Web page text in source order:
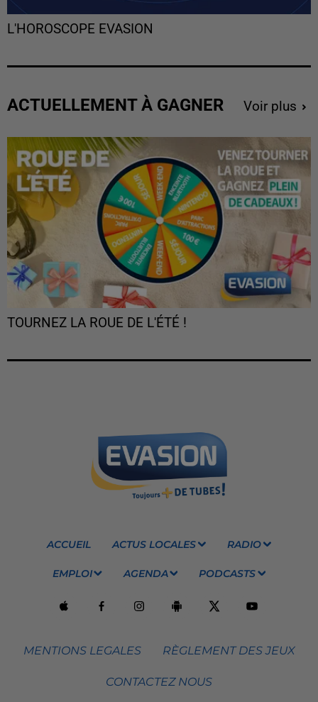
L'HOROSCOPE EVASION
ACTUELLEMENT À GAGNER Voir plus
TOURNEZ LA ROUE DE L'ÉTÉ !
ACCUEIL ACTUS LOCALES RADIO
EMPLOI AGENDA PODCASTS
MENTIONS LEGALES RÈGLEMENT DES JEUX
CONTACTEZ NOUS